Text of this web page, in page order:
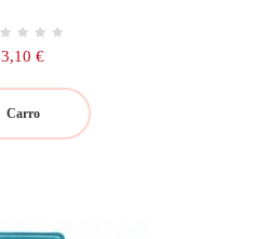
Precio
3,10 €
Carro